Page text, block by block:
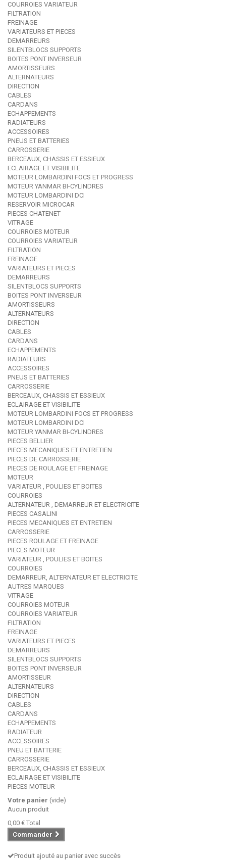
COURROIES VARIATEUR
FILTRATION
FREINAGE
VARIATEURS ET PIECES
DEMARREURS
SILENTBLOCS SUPPORTS
BOITES PONT INVERSEUR
AMORTISSEURS
ALTERNATEURS
DIRECTION
CABLES
CARDANS
ECHAPPEMENTS
RADIATEURS
ACCESSOIRES
PNEUS ET BATTERIES
CARROSSERIE
BERCEAUX, CHASSIS ET ESSIEUX
ECLAIRAGE ET VISIBILITE
MOTEUR LOMBARDINI FOCS ET PROGRESS
MOTEUR YANMAR BI-CYLINDRES
MOTEUR LOMBARDINI DCI
RESERVOIR MICROCAR
PIECES CHATENET
VITRAGE
COURROIES MOTEUR
COURROIES VARIATEUR
FILTRATION
FREINAGE
VARIATEURS ET PIECES
DEMARREURS
SILENTBLOCS SUPPORTS
BOITES PONT INVERSEUR
AMORTISSEURS
ALTERNATEURS
DIRECTION
CABLES
CARDANS
ECHAPPEMENTS
RADIATEURS
ACCESSOIRES
PNEUS ET BATTERIES
CARROSSERIE
BERCEAUX, CHASSIS ET ESSIEUX
ECLAIRAGE ET VISIBILITE
MOTEUR LOMBARDINI FOCS ET PROGRESS
MOTEUR LOMBARDINI DCI
MOTEUR YANMAR BI-CYLINDRES
PIECES BELLIER
PIECES MECANIQUES ET ENTRETIEN
PIECES DE CARROSSERIE
PIECES DE ROULAGE ET FREINAGE
MOTEUR
VARIATEUR , POULIES ET BOITES
COURROIES
ALTERNATEUR , DEMARREUR ET ELECTRICITE
PIECES CASALINI
PIECES MECANIQUES ET ENTRETIEN
CARROSSERIE
PIECES ROULAGE ET FREINAGE
PIECES MOTEUR
VARIATEUR , POULIES ET BOITES
COURROIES
DEMARREUR, ALTERNATEUR ET ELECTRICITE
AUTRES MARQUES
VITRAGE
COURROIES MOTEUR
COURROIES VARIATEUR
FILTRATION
FREINAGE
VARIATEURS ET PIECES
DEMARREURS
SILENTBLOCS SUPPORTS
BOITES PONT INVERSEUR
AMORTISSEUR
ALTERNATEURS
DIRECTION
CABLES
CARDANS
ECHAPPEMENTS
RADIATEUR
ACCESSOIRES
PNEU ET BATTERIE
CARROSSERIE
BERCEAUX, CHASSIS ET ESSIEUX
ECLAIRAGE ET VISIBILITE
PIECES MOTEUR
Votre panier (vide)
Aucun produit
0,00 € Total
Commander
Produit ajouté au panier avec succès